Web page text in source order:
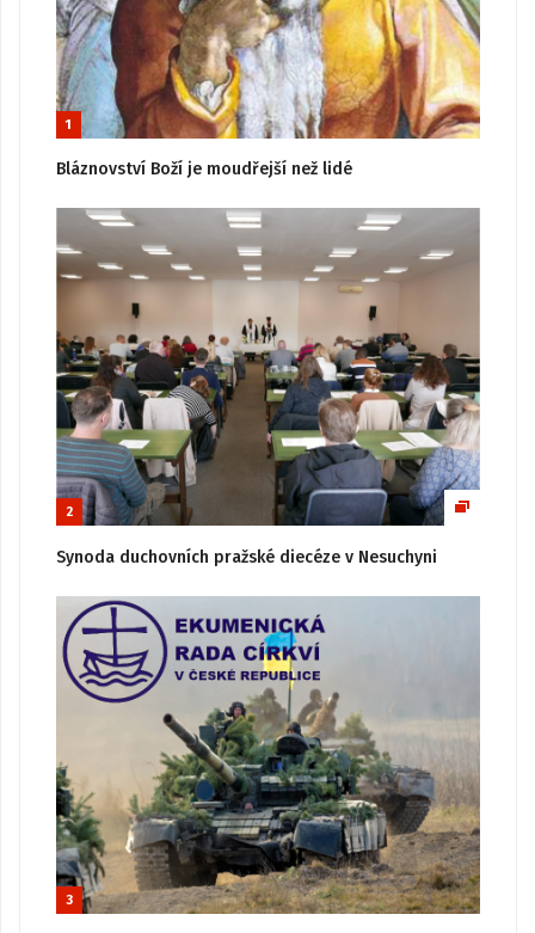
1
Bláznovství Boží je moudřejší než lidé
2
Synoda duchovních pražské diecéze v Nesuchyni
3